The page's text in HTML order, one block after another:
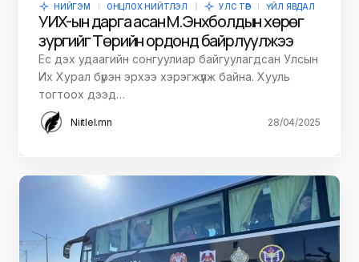
НИЙГЭМ ОНЦЛОХ НИЙТЛЭЛ УЛС ТӨР ҮЙЛ ЯВДАЛ
УИХ-ын дарга асан М.Энхболдын хөрөг
зургийг Төрийн ордонд байрлуулжээ
Ес дэх удаагийн сонгуулиар байгуулагдсан Улсын
Их Хурал бүрэн эрхээ хэрэгжүүлж байна. Хууль
тогтоох дээд…
Niitlel.mn 28/04/2025